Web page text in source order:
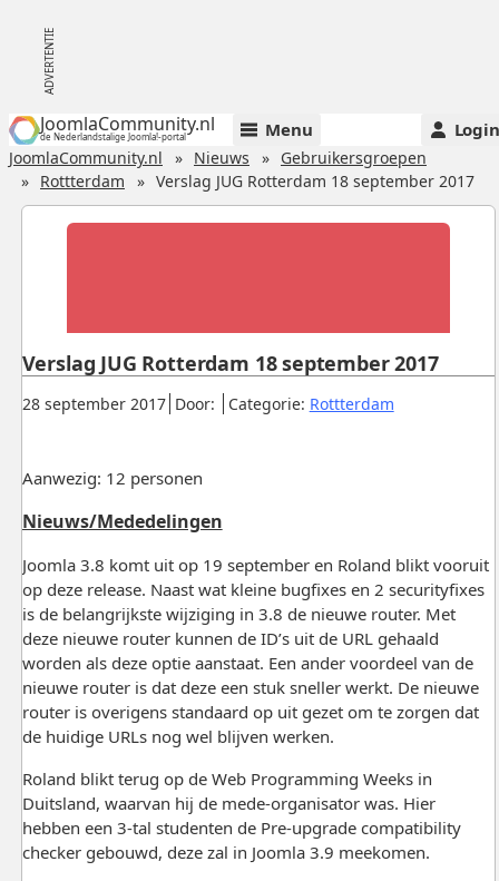
JoomlaCommunity.nl
de Nederlandstalige Joomla!-portal Menu Login
JoomlaCommunity.nl Nieuws
Gebruikersgroepen
Rottterdam
Verslag JUG Rotterdam 18 september 2017
Gepubliceerd:
28 september 2017. Door: Categorie: Rottterdam.
Verslag JUG Rotterdam 18 september 2017
Aanwezig: 12 personen
Nieuws/Mededelingen
Joomla 3.8 komt uit op 19 september en Roland blikt vooruit
op deze release. Naast wat kleine bugfixes en 2 securityfixes
is de belangrijkste wijziging in 3.8 de nieuwe router. Met
deze nieuwe router kunnen de ID’s uit de URL gehaald
worden als deze optie aanstaat. Een ander voordeel van de
nieuwe router is dat deze een stuk sneller werkt. De nieuwe
router is overigens standaard op uit gezet om te zorgen dat
de huidige URLs nog wel blijven werken.
Roland blikt terug op de Web Programming Weeks in
Duitsland, waarvan hij de mede-organisator was. Hier
hebben een 3-tal studenten de Pre-upgrade compatibility
checker gebouwd, deze zal in Joomla 3.9 meekomen.